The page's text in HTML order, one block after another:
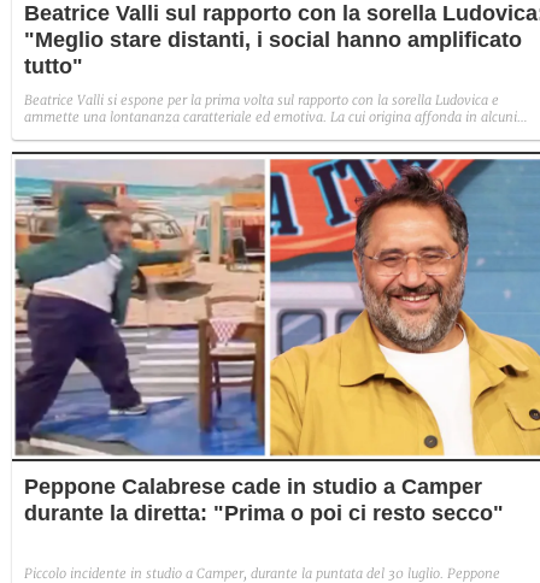
Beatrice Valli sul rapporto con la sorella
"Meglio stare distanti, i social hanno amplificato
tutto"
Beatrice Valli si espone per la prima volta sul rapporto con la sorella Ludovica e
ammette una lontananza caratteriale ed emotiva. La cui origina affonda in alcuni
aiutavamo. Non perché non volesse farlo, ma perché era più piccola e aveva un
Peppone Calabrese cade in studio a Camper
durante la diretta: "Prima o poi ci resto secco"
Piccolo incidente in studio a Camper, durante la puntata del 30 luglio. Peppone